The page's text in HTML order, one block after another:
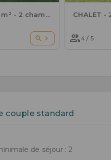
MOBIL-HOME - 27 m² - 2 chambres
4 / 5
couple standard
de séjour : 2